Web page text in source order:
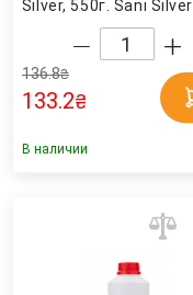
Silver, 550г. Sani Silver
136.8₴
133.2₴
В наличии